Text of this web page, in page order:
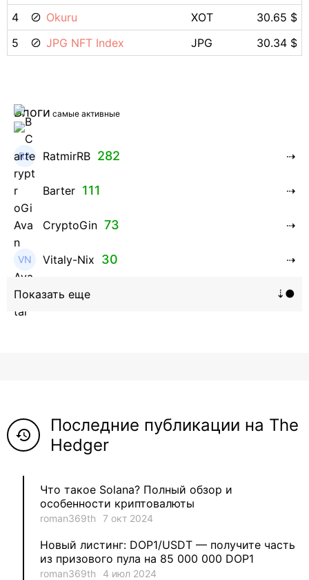
4 Okuru XOT
30.65 $
5
JPG NFT Index JPG 30.34 $
Блоги самые активные
RatmirRB 282
Barter 111
CryptoGin 73
Vitaly-Nix 30
Hanna_Zolo4evskaya
Neftegrad 5
Evgeniy 3
aleksandr-es 2
history
Последние публикации на The
Hedger
Что такое Solana? Полный обзор и
особенности криптовалюты
roman369th 7 окт 2024
Новый листинг: DOP1/USDT — получите часть
из призового пула на 85 000 000 DOP1
roman369th 4 июл 2024